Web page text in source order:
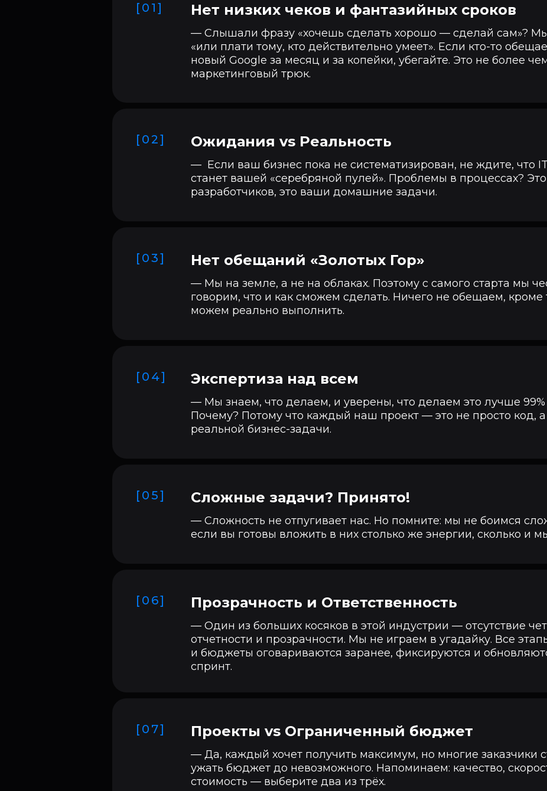
[01]
— Слышали фразу «хочешь сделать хорошо — сделай сам»?
«или плати тому, кто действительно умеет». Если кто-то
новый Google за месяц и за копейки, убегайте. Это не более
маркетинговый трюк.
Нет низких чеков и фантазийных сроков
[02]
— Если ваш бизнес пока не систематизирован, не ждите, что
станет вашей «серебряной пулей». Проблемы в процессах?
разработчиков, это ваши домашние задачи.
Ожидания vs Реальность
[03]
— Мы на земле, а не на облаках. Поэтому с самого старта мы
говорим, что и как сможем сделать. Ничего не обещаем, кроме
можем реально выполнить.
Нет обещаний «Золотых Гор»
[04]
— Мы знаем, что делаем, и уверены, что делаем это лучше 99%
Почему? Потому что каждый наш проект — это не просто код,
реальной бизнес-задачи.
Экспертиза над всем
[05]
— Сложность не отпугивает нас. Но помните: мы не боимся
если вы готовы вложить в них столько же энергии, сколько и
Сложные задачи? Принято!
[06]
— Один из больших косяков в этой индустрии — отсутствие
отчетности и прозрачности. Мы не играем в угадайку. Все
и бюджеты оговариваются заранее, фиксируются и
спринт.
Прозрачность и Ответственность
[07]
— Да, каждый хочет получить максимум, но многие заказчики
ужать бюджет до невозможного. Напоминаем: качество,
стоимость — выберите два из трёх.
Проекты vs Ограниченный бюджет